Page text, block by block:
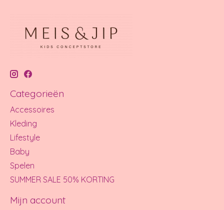
Categorieën
Accessoires
Kleding
Lifestyle
Baby
Spelen
SUMMER SALE 50% KORTING
Mijn account